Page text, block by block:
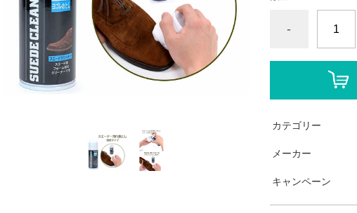
-
カテゴリー
メーカー
キャンペーン